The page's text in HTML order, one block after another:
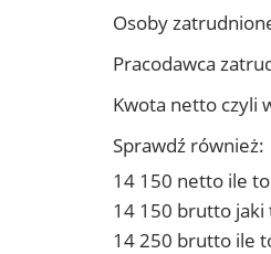
Osoby
Pracodawca
Kwota netto czyli
Sprawdź również:
14 150 netto ile
14 150 brutto jaki
14 250 brutto ile